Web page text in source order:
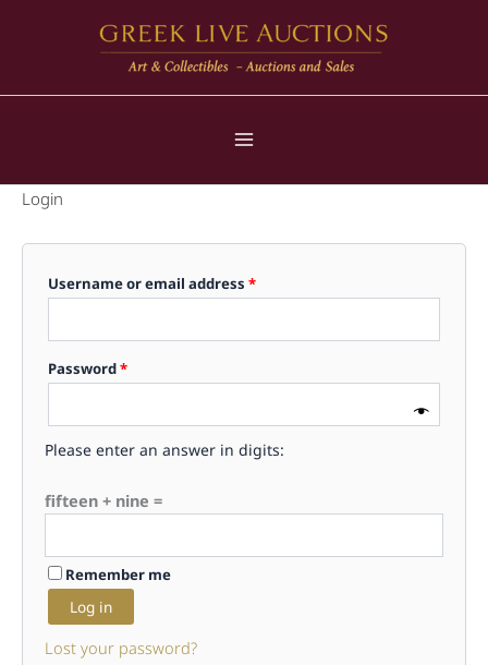
Login
Username or email address *Required
Password*Required
Please enter an answer in digits:
fifteen + nine =
Remember me
Log in
Lost your password?